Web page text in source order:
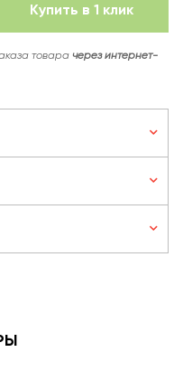
Купить в 1 клик
товара через интернет-